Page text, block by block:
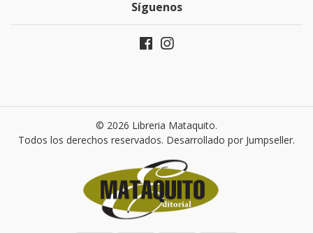
Síguenos
© 2026 Libreria Mataquito.
Todos los derechos reservados. Desarrollado por Jumpseller.